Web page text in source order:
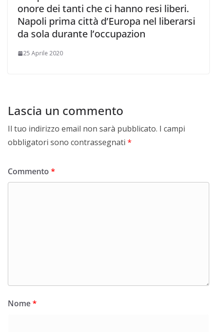
onore dei tanti che ci hanno resi liberi.
Napoli prima città d’Europa nel liberarsi
da sola durante l’occupazion
25 Aprile 2020
Lascia un commento
Il tuo indirizzo email non sarà pubblicato. I campi
obbligatori sono contrassegnati *
Commento *
Nome*